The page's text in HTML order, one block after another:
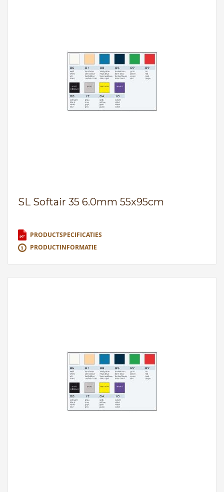
SL Softair 35 6.0mm 55x95cm
PRODUCTSPECIFICATIES
PRODUCTINFORMATIE